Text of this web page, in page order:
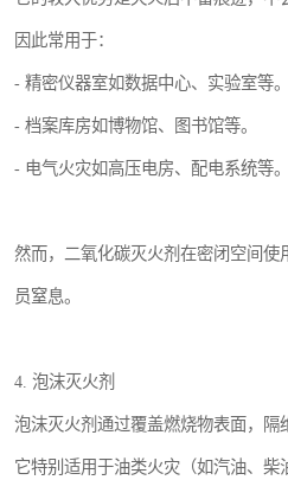
因此常用于：
- 精密仪器室如数据中心、实验室等。
- 档案库房如博物馆、图书馆等。
- 电气火灾如高压电房、配电系统等。
然而，二氧化碳灭火剂在密闭空间使
员窒息。
4. 泡沫灭火剂
泡沫灭火剂通过覆盖燃烧物表面，隔
它特别适用于油类火灾（如汽油、